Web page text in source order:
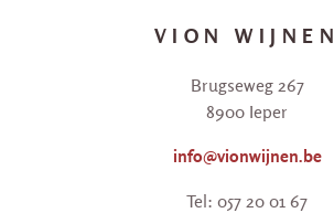
VION WIJNEN
Brugseweg 267
8900 Ieper
info@vionwijnen.be
Tel: 057 20 01 67